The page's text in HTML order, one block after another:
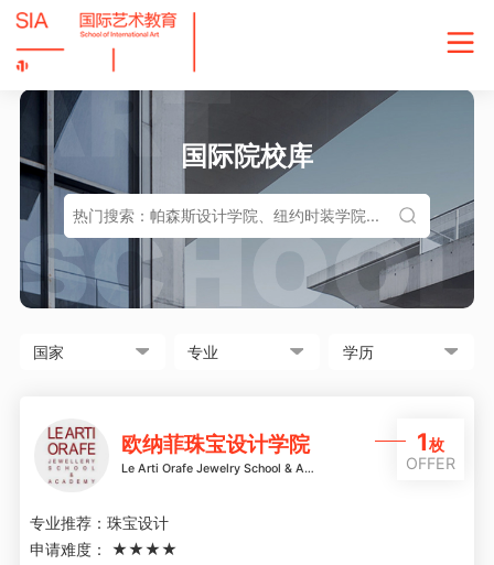
国际院校库
欧纳菲珠宝设计学院
Le Arti Orafe Jewelry School & Academy
1枚
OFFER
专业推荐： 珠宝设计
申请难度：
★★★★